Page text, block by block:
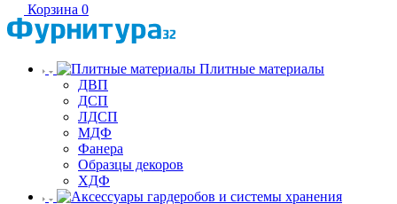
Корзина 0
Плитные материалы
ДВП
ДСП
ЛДСП
МДФ
Фанера
Образцы декоров
ХДФ